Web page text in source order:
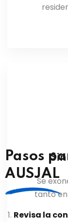
Se
tanto en
Pasos
AUSJAL
Revisa la